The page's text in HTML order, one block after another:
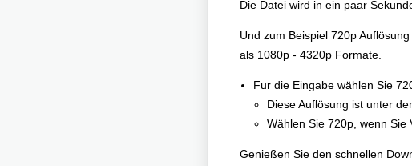
Die Datei wird in ein paar
Und zum Beispiel 720p
als 1080p - 4320p Formate.
Fur die Eingabe wählen Sie
Diese Auflösung ist unter
Wählen Sie 720p, wenn Sie
Genießen Sie den schnellen